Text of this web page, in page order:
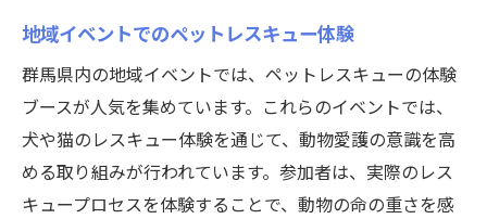
地域イベントでのペットレスキュー体験
群馬県内の地域イベントでは、ペットレスキューの体験
ブースが人気を集めています。これらのイベントでは、
犬や猫のレスキュー体験を通じて、動物愛護の意識を高
める取り組みが行われています。参加者は、実際のレス
キュープロセスを体験することで、動物の命の重さを感